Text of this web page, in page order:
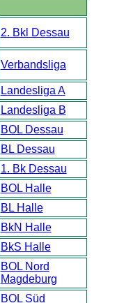
2. Bkl Dessau
Verbandsliga
Landesliga A
Landesliga B
BOL Dessau
BL Dessau
1. Bk Dessau
BOL Halle
BL Halle
BkN Halle
BkS Halle
BOL Nord
Magdeburg
BOL Süd